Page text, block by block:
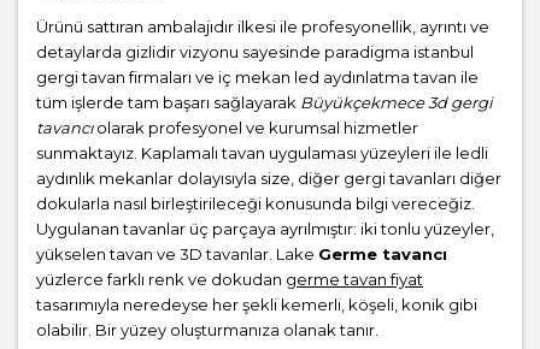
Ürünü sattıran ambalajıdır ilkesi ile profesyonellik, ayrıntı ve
detaylarda gizlidir vizyonu sayesinde paradigma istanbul
gergi tavan firmaları ve iç mekan led aydınlatma tavan ile
tüm işlerde tam başarı sağlayarak Büyükçekmece 3d gergi
tavancıolarak profesyonel ve kurumsal hizmetler
sunmaktayız. Kaplamalı tavan uygulaması yüzeyleri ile ledli
aydınlık mekanlar dolayısıyla size, diğer gergi tavanları diğer
dokularla nasıl birleştirileceği konusunda bilgi vereceğiz.
Uygulanan tavanlar üç parçaya ayrılmıştır: iki tonlu yüzeyler,
yükselen tavan ve 3D tavanlar. Lake Germe tavancı
yüzlerce farklı renk ve dokudan germe tavan fiyat
tasarımıyla neredeyse her şekli kemerli, köşeli, konik gibi
olabilir. Bir yüzey oluşturmanıza olanak tanır.